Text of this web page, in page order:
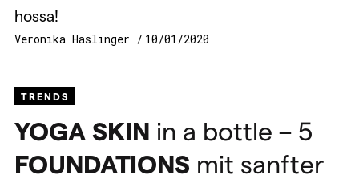
hossa!
Veronika Haslinger 10/01/2020
TRENDS
YOGA SKIN in a bottle – 5
FOUNDATIONS mit sanfter